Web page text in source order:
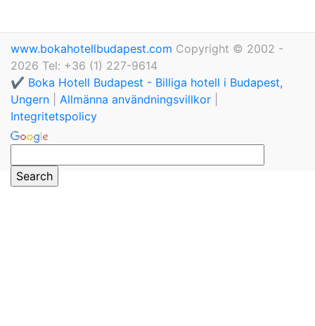
www.bokahotellbudapest.com Copyright © 2002 -
2026 Tel: +36 (1) 227-9614
✔️ Boka Hotell Budapest - Billiga hotell i Budapest,
Ungern
Allmänna användningsvillkor
Integritetspolicy